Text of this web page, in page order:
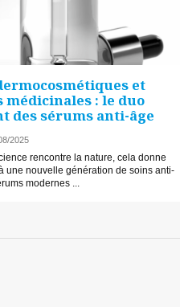
et
médicinales : le duo
des sérums anti-âge
2025
rencontre la nature, cela donne
une nouvelle génération de soins anti-
modernes ...